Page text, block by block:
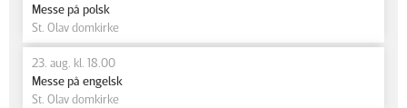
Messe på polsk
St. Olav domkirke
23. aug. kl. 18.00
Messe på engelsk
St. Olav domkirke